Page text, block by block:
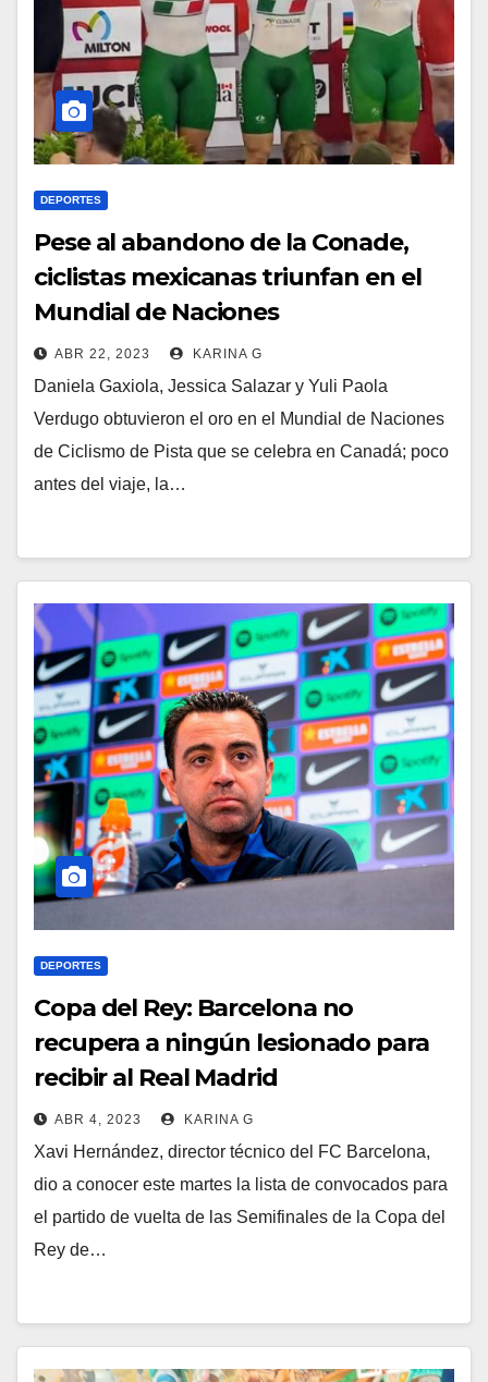
DEPORTES
Pese al abandono de la Conade,
ciclistas mexicanas triunfan en el
Mundial de Naciones
ABR 22, 2023 KARINA G
Daniela Gaxiola, Jessica Salazar y Yuli Paola
Verdugo obtuvieron el oro en el Mundial de Naciones
de Ciclismo de Pista que se celebra en Canadá; poco
antes del viaje, la…
DEPORTES
Copa del Rey: Barcelona no
recupera a ningún lesionado para
recibir al Real Madrid
ABR 4, 2023 KARINA G
Xavi Hernández, director técnico del FC Barcelona,
dio a conocer este martes la lista de convocados para
el partido de vuelta de las Semifinales de la Copa del
Rey de…